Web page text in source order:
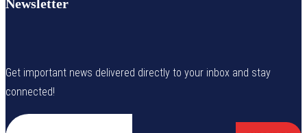
Newsletter
Get important news delivered directly to your inbox and stay
connected!